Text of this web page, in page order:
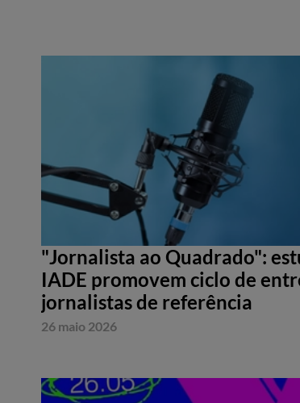
"Jornalista ao Quadrado":
IADE promovem ciclo de
jornalistas de referência
26 maio 2026